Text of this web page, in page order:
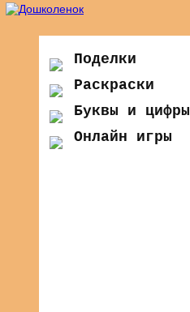
Поделки
Раскраски
Буквы и цифры
Онлайн игры